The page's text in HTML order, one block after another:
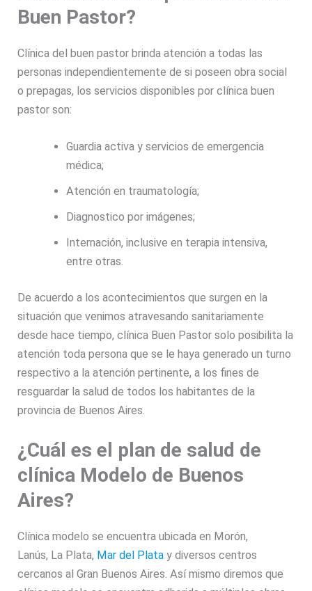
Buen Pastor?
Clínica del buen pastor brinda atención a todas las
personas independientemente de si poseen obra social
o prepagas, los servicios disponibles por clínica buen
pastor son:
Guardia activa y servicios de emergencia
médica;
Atención en traumatología;
Diagnostico por imágenes;
Internación, inclusive en terapia intensiva,
entre otras.
De acuerdo a los acontecimientos que surgen en la
situación que venimos atravesando sanitariamente
desde hace tiempo, clínica Buen Pastor solo posibilita la
atención toda persona que se le haya generado un turno
respectivo a la atención pertinente, a los fines de
resguardar la salud de todos los habitantes de la
provincia de Buenos Aires.
¿Cuál es el plan de salud de
clínica Modelo de Buenos
Aires?
Clínica modelo se encuentra ubicada en Morón,
Lanús, La Plata, Mar del Plata y diversos centros
cercanos al Gran Buenos Aires. Así mismo diremos que